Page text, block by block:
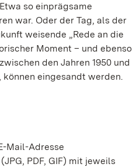
so einprägsame
war. Oder der Tag, als der
weisende „Rede an die
Moment – und ebenso
den Jahren 1950 und
eingesandt werden.
Mail-Adresse
PDF, GIF) mit jeweils